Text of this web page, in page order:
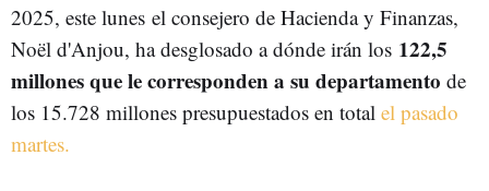
2025, este lunes el consejero de Hacienda y Finanzas,
Noël d'Anjou, ha desglosado a dónde irán los 122,5
millones que le corresponden a su departamento de
los 15.728 millones presupuestados en total el pasado
martes.